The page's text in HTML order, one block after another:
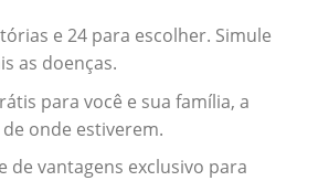
e 24 para escolher. Simule
as doenças.
para você e sua família, a
onde estiverem.
de vantagens exclusivo para